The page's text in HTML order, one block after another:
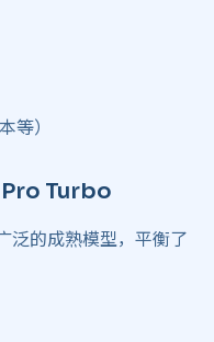
等）
Turbo
泛的成熟模型，平衡了